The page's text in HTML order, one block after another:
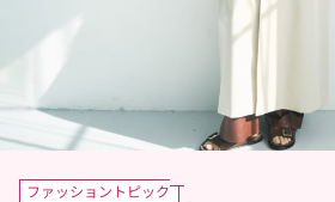
ファッショントピック